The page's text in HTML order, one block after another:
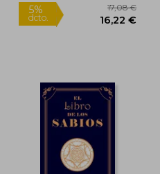
dcto.